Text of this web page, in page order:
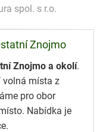
spol. s r.o.
Znojmo
Znojmo a okolí.
volná místa z
pro obor
Nabídka je